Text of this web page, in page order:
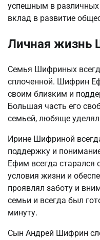
успешным в
вклад в развитие
Личная жизнь
Семья Шифриных
сплоченной. Шифрин
своим близким и
Большая часть его
семьей, любяще
Ирине Шифриной
поддержку и
Ефим всегда
условия жизни и
проявлял заботу и
семьи и всегда был
минуту.
Сын Андрей Шифрин